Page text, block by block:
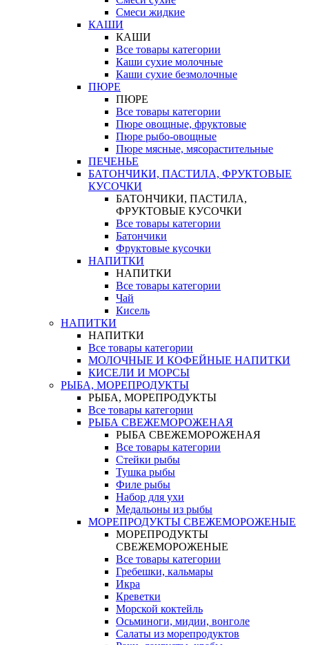
Смеси жидкие
КАШИ
КАШИ
Все товары категории
Каши сухие молочные
Каши сухие безмолочные
ПЮРЕ
ПЮРЕ
Все товары категории
Пюре овощные, фруктовые
Пюре рыбо-овощные
Пюре мясные, мясорастительные
ПЕЧЕНЬЕ
БАТОНЧИКИ, ПАСТИЛА, ФРУКТОВЫЕ
КУСОЧКИ
БАТОНЧИКИ, ПАСТИЛА,
ФРУКТОВЫЕ КУСОЧКИ
Все товары категории
Батончики
Фруктовые кусочки
НАПИТКИ
НАПИТКИ
Все товары категории
Чай
Кисель
НАПИТКИ
НАПИТКИ
Все товары категории
МОЛОЧНЫЕ И КОФЕЙНЫЕ НАПИТКИ
КИСЕЛИ И МОРСЫ
РЫБА, МОРЕПРОДУКТЫ
РЫБА, МОРЕПРОДУКТЫ
Все товары категории
РЫБА СВЕЖЕМОРОЖЕНАЯ
РЫБА СВЕЖЕМОРОЖЕНАЯ
Все товары категории
Стейки рыбы
Тушка рыбы
Филе рыбы
Набор для ухи
Медальоны из рыбы
МОРЕПРОДУКТЫ СВЕЖЕМОРОЖЕНЫЕ
МОРЕПРОДУКТЫ
СВЕЖЕМОРОЖЕНЫЕ
Все товары категории
Гребешки, кальмары
Икра
Креветки
Морской коктейль
Осьминоги, мидии, вонголе
Салаты из морепродуктов